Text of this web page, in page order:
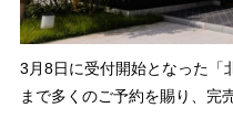
3月8日に受付開始となった「
まで多くのご予約を賜り、完